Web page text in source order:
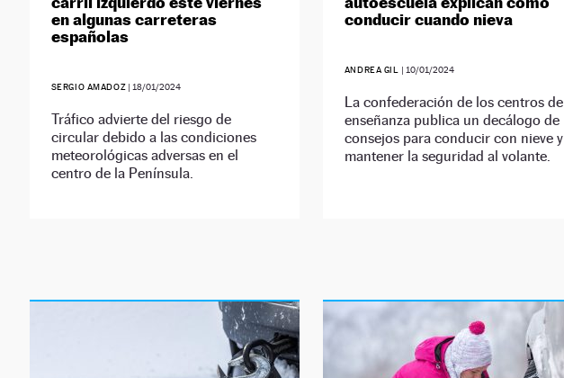
en algunas carreteras
españolas
SERGIO AMADOZ | 18/01/2024
Tráfico advierte del riesgo de
circular debido a las condiciones
meteorológicas adversas en el
centro de la Península.
conducir cuando nieva
ANDREA GIL | 10/01/2024
La confederación de los centros de
enseñanza publica un decálogo de
consejos para conducir con nieve y
mantener la seguridad al volante.